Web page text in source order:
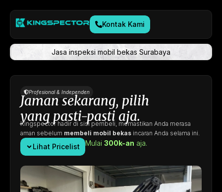
Kontak Kami
Jasa inspeksi mobil bekas Surabaya
Profesional & Independen
Jaman sekarang, pilih
yang pasti-pasti aja.
Kingspector hadir di sisi pembeli, memastikan Anda merasa
aman sebelum membeli mobil bekas incaran Anda selama ini.
Lihat Pricelist Mulai 300k-an aja.